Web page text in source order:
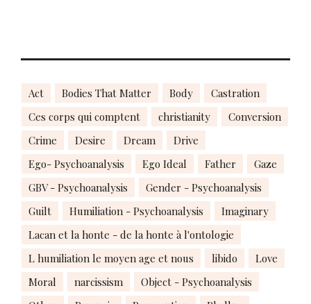
Act Bodies That Matter Body
Castration
Ces corps qui comptent
christianity
Conversion
Crime
Desire Dream
Drive
Ego- Psychoanalysis
Ego Ideal Father
Gaze
GBV - Psychoanalysis
Gender - Psychoanalysis
Guilt
Humiliation - Psychoanalysis
Imaginary
Lacan et la honte - de la honte à l'ontologie
L humiliation le moyen age et nous
libido
Love
Moral
narcissism
Object - Psychoanalysis